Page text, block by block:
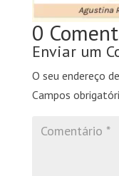
0
Enviar um
O seu endereço
Campos